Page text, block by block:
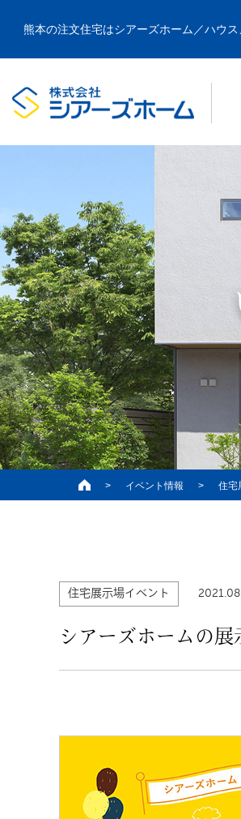
熊本の注文住宅はシアーズホーム／ハウ
> イベント情報 > 住宅
住宅展示場イベント
シアーズホームの展